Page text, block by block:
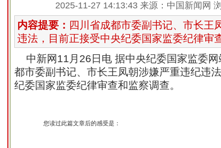
2025-11-27 14:13:43 来源：中国新闻网
内容提要： 四川省成都市委副书记、市长王
违法，目前正接受中央纪委国家监委纪律审
中新网11月26日电 据中央纪委国家监委
都市委副书记、市长王凤朝涉嫌严重违纪违
纪委国家监委纪律审查和监察调查。
您读过此篇文章后的感受是：